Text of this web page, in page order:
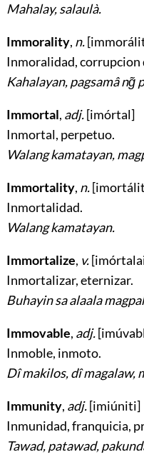
Mahalay, salaulà.
Immorality, n.
Inmoralidad, corrupcion
Kahalayan, pagsamâ ng̃
Immortal, adj.[imórtal]
Inmortal, perpetuo.
Walang kamatayan,
Immortality, n.
Inmortalidad.
Walang kamatayan.
Immortalize, v.
Inmortalizar, eternizar.
Buhayin sa alaala
Immovable, adj.
Inmoble, inmoto.
Dî makilos, dî magalaw,
Immunity, adj.[imiúniti]
Inmunidad, franquicia,
Tawad, patawad,